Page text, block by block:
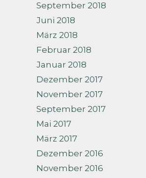
September 2018
Juni 2018
März 2018
Februar 2018
Januar 2018
Dezember 2017
November 2017
September 2017
Mai 2017
März 2017
Dezember 2016
November 2016